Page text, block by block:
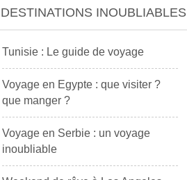
DESTINATIONS INOUBLIABLES
Tunisie : Le guide de voyage
Voyage en Egypte : que visiter ?
que manger ?
Voyage en Serbie : un voyage
inoubliable